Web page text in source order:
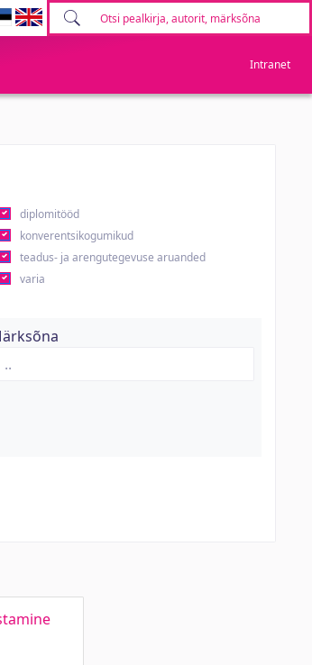
Intranet
diplomitööd
konverentsikogumikud
teadus- ja arengutegevuse aruanded
varia